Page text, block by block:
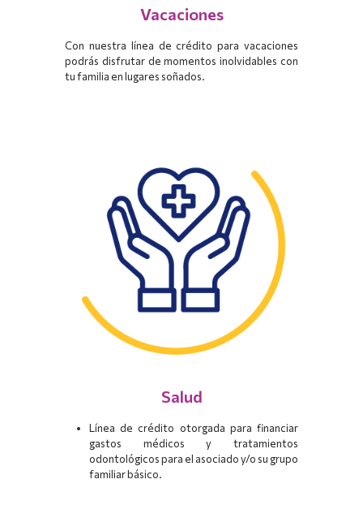
Vacaciones
Con nuestra línea de crédito para vacaciones
podrás disfrutar de momentos inolvidables con
tu familia en lugares soñados.
Salud
Línea de crédito otorgada para financiar
gastos médicos y tratamientos
odontológicos para el asociado y/o su grupo
familiar básico.